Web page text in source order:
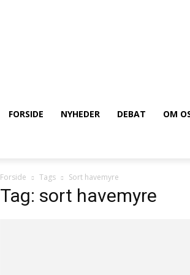
FORSIDE NYHEDER DEBAT OM
Forside Tags Sort havemyre
Tag: sort havemyre